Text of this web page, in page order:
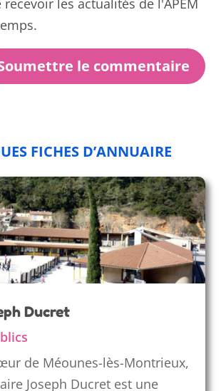
recevoir les actualités de l'APEM
le commentaire
FICHES D’ANNUAIRE
Ducret
de Méounes-lès-Montrieux,
Joseph Ducret est une